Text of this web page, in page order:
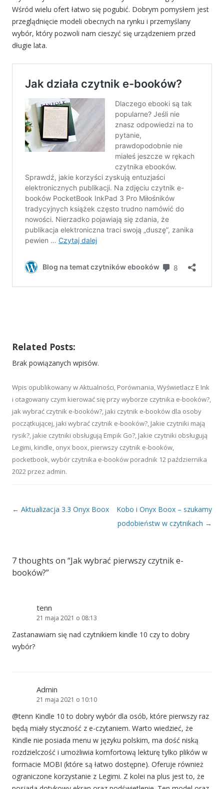
Wśród wielu ofert łatwo się pogubić. Dobrym pomysłem jest
przeglądnięcie modeli obecnych na rynku i przemyślany
wybór, który pozwoli nam cieszyć się urządzeniem przed
długie lata.
Related Posts:
Brak powiązanych wpisów.
Wpis opublikowany wAktualności, Porównania,Wyświetlacz E Ink
i otagowany czym kierować się przy wyborze czytnika e-booków?,
jak wybrać czytnik e-booków?, jaki czytnik e-booków dla osoby
początkującej, jaki wybrać czytnik e-booków?, Jakie czytniki mają
rysik?, jakie czytniki obsługują Empik Go?, Jakie czytniki obsługują
Legimi, kindle, onyx boox, pierwszy czytnik e-booków,
pocketbook,wybór czytnika e-booków poradnik 12 października
2022 przez admin.
Nawigacja wpisu
← Aktualizacja 3.3 Onyx Boox
Kobo i Onyx Boox – szukamy
podobieństw w czytnikach →
7 thoughts on “Jak wybrać pierwszy czytnik e-
booków?”
tenn
21 maja 2021 o 08:13
Zastanawiam się nad czytnikiem kindle 10 czy to dobry
wybór?
Admin
21 maja 2021 o 10:10
@tenn Kindle 10 to dobry wybór dla osób, które pierwszy raz
będą miały styczność z e-czytaniem. Warto wiedzieć, że
Kindle nie posiada menu w języku polskim, ma dość niską
rozdzielczość i umożliwia komfortową lekturę tylko plików w
formacie MOBI (które są łatwo dostępne). Oferuje również
ograniczone korzystanie z Legimi. Z kolei na plus jest to, że